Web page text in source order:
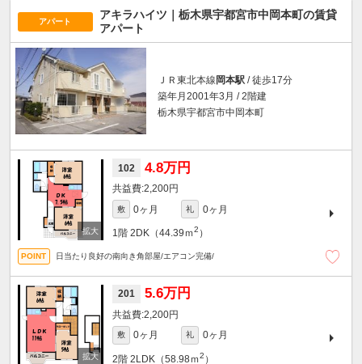
アパート
アキラハイツ｜栃木県宇都宮市中岡本町の賃貸
アパート
ＪＲ東北本線 岡本駅 / 徒歩17分
築年月2001年3月 / 2階建
栃木県宇都宮市中岡本町
102 4.8万円
2,200円
敷 0ヶ月 礼 0ヶ月
1階 2DK（44.39ｍ2 ）
日当たり良好の南向き角部屋/エアコン完備/
201 5.6万円
2,200円
敷 0ヶ月 礼 0ヶ月
2階 2LDK（58.98ｍ2 ）